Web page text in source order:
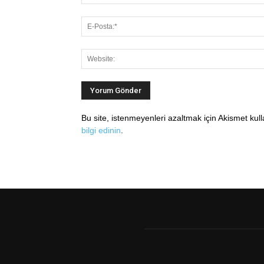
Bu site, istenmeyenleri azaltmak için Akismet
bilgi edinin